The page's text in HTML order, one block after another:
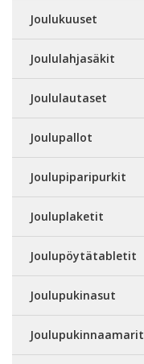
Joulukuuset
Joululahjasäkit
Joululautaset
Joulupallot
Joulupiparipurkit
Jouluplaketit
Joulupöytätabletit
Joulupukinasut
Joulupukinnaamarit